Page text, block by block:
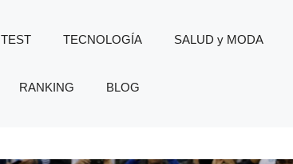
TEST TECNOLOGÍA SALUD y MODA
RANKING BLOG